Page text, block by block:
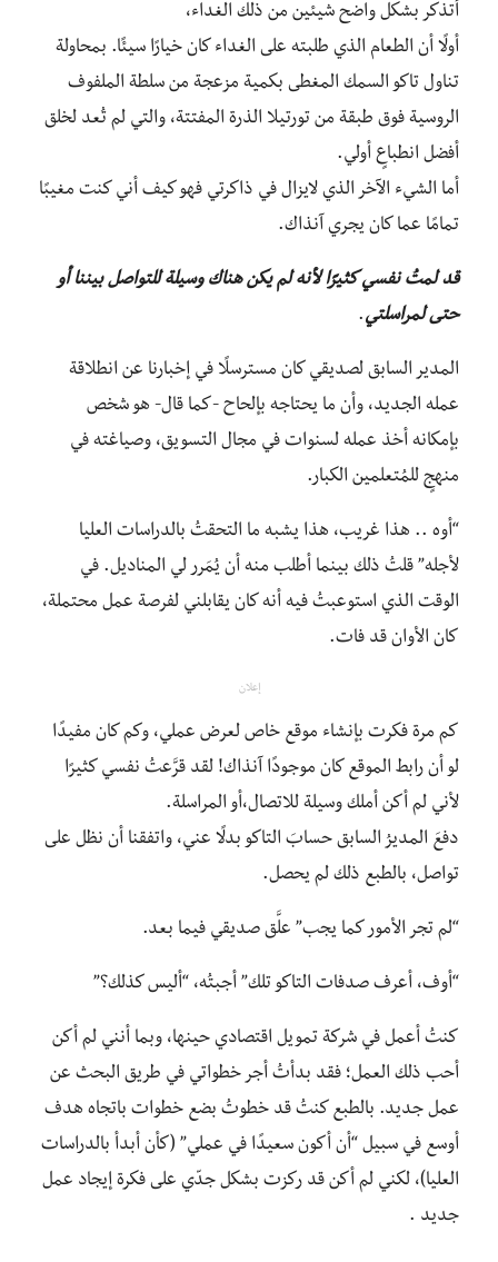
أتذكر بشكل واضح شيئين من ذلك الغداء،
أولًا أن الطعام الذي طلبته على الغداء كان خيارًا سيئًا. بمحاولة
تناول تاكو السمك المغطى بكمية مزعجة من سلطة الملفوف
الروسية فوق طبقة من تورتيلا الذرة المفتتة، والتي لم تُعد لخلق
أفضل انطباعٍ أولي.
أما الشيء اﻵخر الذي لايزال في ذاكرتي فهو كيف أني كنت مغيبًا
تمامًا عما كان يجري آنذاك.
قد لمتُ نفسي كثيرًا لأنه لم يكن هناك وسيلة للتواصل بيننا أو
حتى لمراسلتي.
المدير السابق لصديقي كان مسترسلًا في إخبارنا عن انطلاقة
عمله الجديد، وأن ما يحتاجه بإلحاح -كما قال- هو شخص
بإمكانه أخذ عمله لسنوات في مجال التسويق، وصياغته في
منهجٍ للمُتعلمين الكبار.
“أوه .. هذا غريب، هذا يشبه ما التحقتُ بالدراسات العليا
لأجله” قلتُ ذلك بينما أطلب منه أن يُمَرر لي المناديل. في
الوقت الذي استوعبتُ فيه أنه كان يقابلني لفرصة عمل محتملة،
كان الأوان قد فات.
إعلان
كم مرة فكرت بإنشاء موقع خاص لعرض عملي، وكم كان مفيدًا
لو أن رابط الموقع كان موجودًا آنذاك! لقد قرَّعتُ نفسي كثيرًا
لأني لم أكن أملك وسيلة للاتصال،أو المراسلة.
دفعَ المديرُ السابق حسابَ التاكو بدلًا عني، واتفقنا أن نظل على
تواصل، بالطبع ذلك لم يحصل.
“لم تجر الأمور كما يجب” علَّق صديقي فيما بعد.
“أوف، أعرف صدفات التاكو تلك” أجبتُه، “أليس كذلك؟”
كنتُ أعمل في شركة تمويل اقتصادي حينها، وبما أنني لم أكن
أحب ذلك العمل؛ فقد بدأتُ أجر خطواتي في طريق البحث عن
عمل جديد. بالطبع كنتُ قد خطوتُ بضع خطوات باتجاه هدف
أوسع في سبيل “أن أكون سعيدًا في عملي” (كأن أبدأ بالدراسات
العليا)، لكني لم أكن قد ركزت بشكل جدّي على فكرة إيجاد عمل
جديد .